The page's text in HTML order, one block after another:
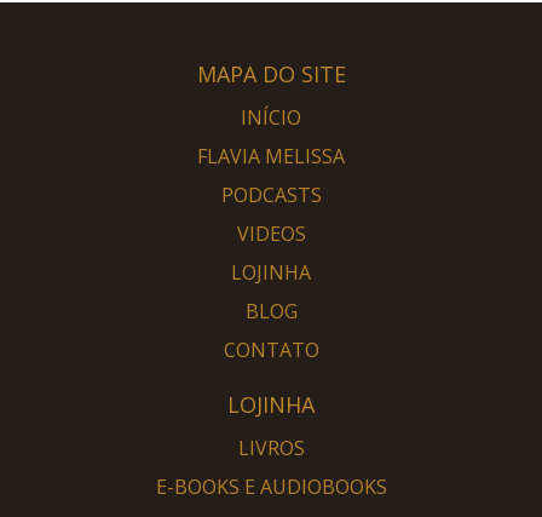
MAPA DO SITE
INÍCIO
FLAVIA MELISSA
PODCASTS
VIDEOS
LOJINHA
BLOG
CONTATO
LOJINHA
LIVROS
E-BOOKS E AUDIOBOOKS